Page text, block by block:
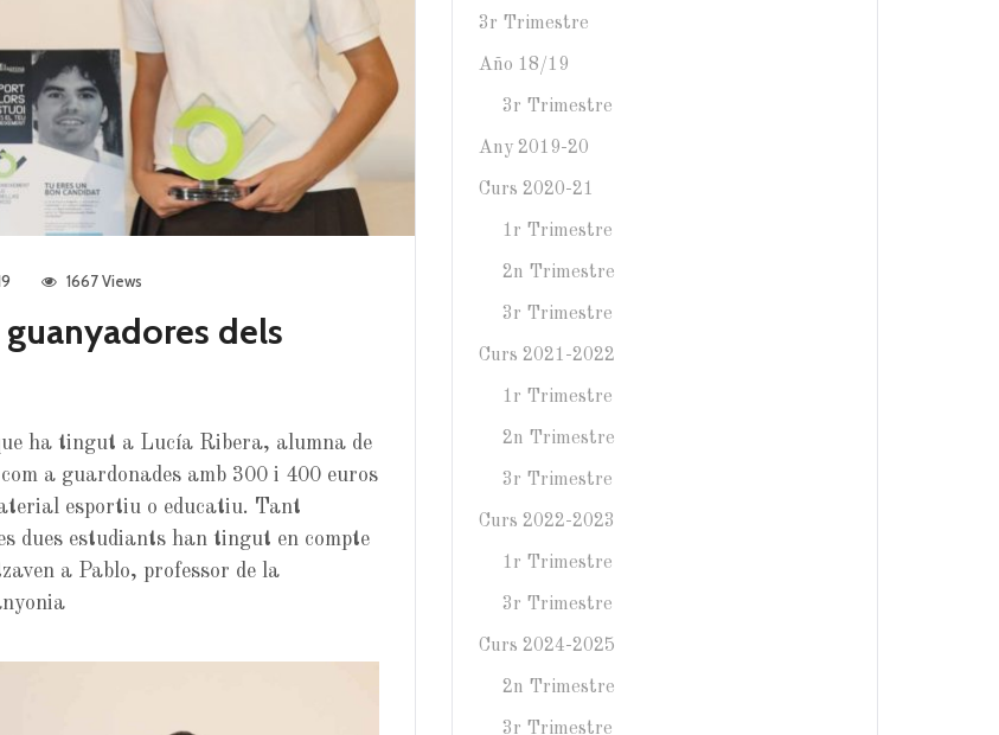
1667 Views
dels
ha tingut a Lucía Ribera, alumna de
a guardonades amb 300 i 400 euros
esportiu o educatiu. Tant
dues estudiants han tingut en compte
a Pablo, professor de la
3r Trimestre
Año 18/19
3r Trimestre
Any 2019-20
Curs 2020-21
1r Trimestre
2n Trimestre
3r Trimestre
Curs 2021-2022
1r Trimestre
2n Trimestre
3r Trimestre
Curs 2022-2023
1r Trimestre
3r Trimestre
Curs 2024-2025
2n Trimestre
3r Trimestre